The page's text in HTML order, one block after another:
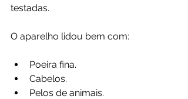
testadas.
O aparelho lidou bem com:
Poeira fina.
Cabelos.
Pelos de animais.